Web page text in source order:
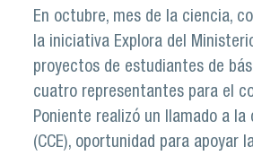
En octubre, mes de la ciencia,
la iniciativa Explora del
proyectos de estudiantes de
cuatro representantes para el
Poniente realizó un llamado a
(CCE), oportunidad para apoyar